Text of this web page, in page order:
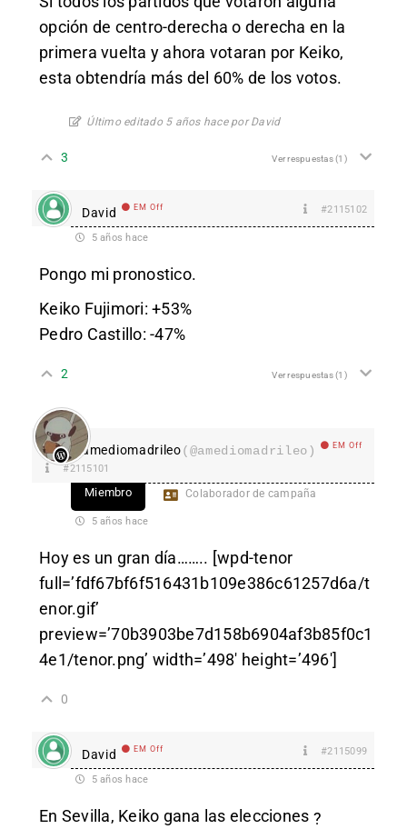
opción de centro-derecha o derecha en la
primera vuelta y ahora votaran por Keiko,
esta obtendría más del 60% de los votos.
Último editado 5 años hace por David
3 Ver respuestas(1)
David EM Off #2115102
5 años hace
Pongo mi pronostico.
Keiko Fujimori: +53%
Pedro Castillo: -47%
2 Ver respuestas(1)
amediomadrileo(@amediomadrileo) EM Off
#2115101
Miembro Colaborador de campaña
5 años hace
Hoy es un gran día…….. [wpd-tenor
full=’fdf67bf6f516431b109e386c61257d6a/t
enor.gif’
preview=’70b3903be7d158b6904af3b85f0c1
4e1/tenor.png’ width=’498′ height=’496′]
0
David EM Off #2115099
5 años hace
En Sevilla, Keiko gana las elecciones ?